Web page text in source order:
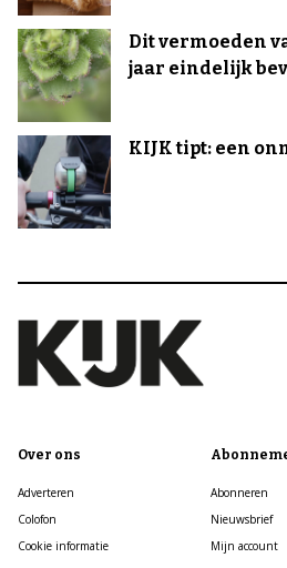
Dit vermoeden
jaar eindelijk
KIJK tipt: een
Over ons
Adverteren
Colofon
Cookie informatie
Abonneren
Nieuwsbrief
Mijn account